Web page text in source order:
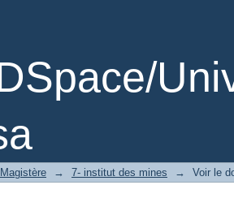
tassement en tête
→ 7- institut des mines → Voir le